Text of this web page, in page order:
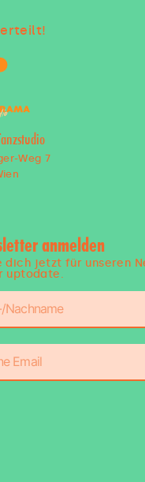
Weg 7
anmelden
dich jetzt für unseren
uptodate.